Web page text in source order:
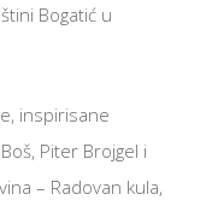
Bogatić u
inspirisane
Piter Brojgel i
– Radovan kula,